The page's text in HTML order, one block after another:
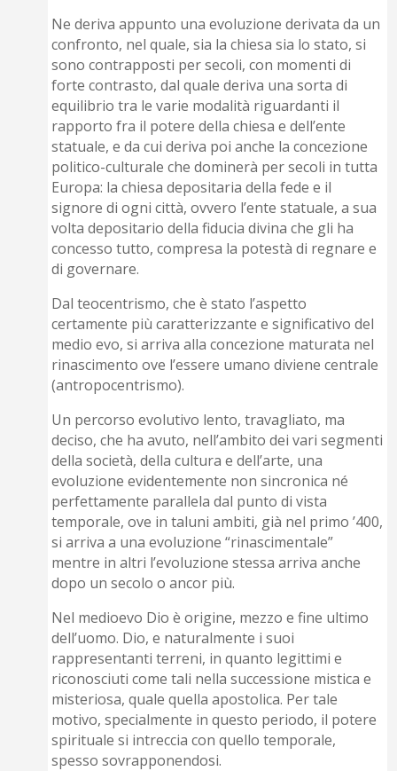
Ne deriva appunto una evoluzione derivata da un
confronto, nel quale, sia la chiesa sia lo stato, si
sono contrapposti per secoli, con momenti di
forte contrasto, dal quale deriva una sorta di
equilibrio tra le varie modalità riguardanti il
rapporto fra il potere della chiesa e dell’ente
statuale, e da cui deriva poi anche la concezione
politico-culturale che dominerà per secoli in tutta
Europa: la chiesa depositaria della fede e il
signore di ogni città, ovvero l’ente statuale, a sua
volta depositario della fiducia divina che gli ha
concesso tutto, compresa la potestà di regnare e
di governare.
Dal teocentrismo, che è stato l’aspetto
certamente più caratterizzante e significativo del
medio evo, si arriva alla concezione maturata nel
rinascimento ove l’essere umano diviene centrale
(antropocentrismo).
Un percorso evolutivo lento, travagliato, ma
deciso, che ha avuto, nell’ambito dei vari segmenti
della società, della cultura e dell’arte, una
evoluzione evidentemente non sincronica né
perfettamente parallela dal punto di vista
temporale, ove in taluni ambiti, già nel primo ’400,
si arriva a una evoluzione “rinascimentale”
mentre in altri l’evoluzione stessa arriva anche
dopo un secolo o ancor più.
Nel medioevo Dio è origine, mezzo e fine ultimo
dell’uomo. Dio, e naturalmente i suoi
rappresentanti terreni, in quanto legittimi e
riconosciuti come tali nella successione mistica e
misteriosa, quale quella apostolica. Per tale
motivo, specialmente in questo periodo, il potere
spirituale si intreccia con quello temporale,
spesso sovrapponendosi.